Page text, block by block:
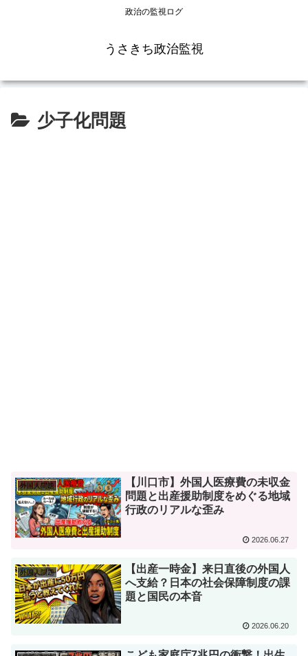
政治の監視ログ
うさきち政治監視
少子化問題
外国人問題
【川口市】外国人医療費の未収金
問題と出産援助制度をめぐる地域
行政のリアルな歪み
2026.06.27
外国人問題
【出産一時金】来日直後の外国人
へ支給？日本の社会保障制度の課
題と国民の本音
2026.06.20